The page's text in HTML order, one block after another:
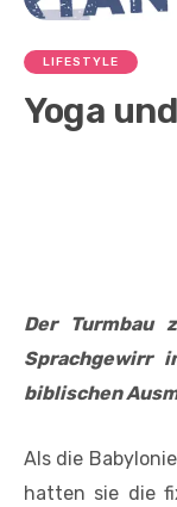
LIFESTYLE
Yoga
Der Turmbau
Sprachgewirr
biblischen
Als die
hatten sie die